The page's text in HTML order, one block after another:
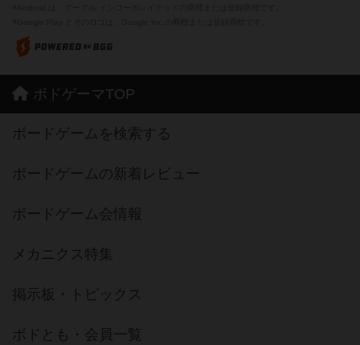
ボドゲーマTOP
ボードゲームを検索する
ボードゲームの新着レビュー
ボードゲーム会情報
メカニクス特集
掲示板・トピックス
ボドとも・会員一覧